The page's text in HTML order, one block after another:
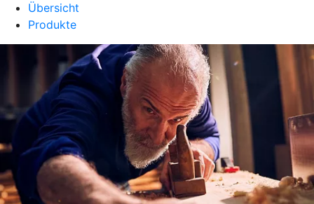
Übersicht
Produkte